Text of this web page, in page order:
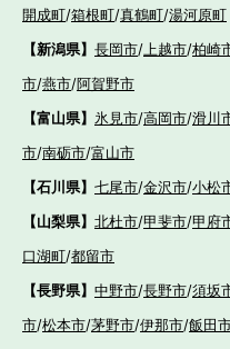
開成町/箱根町/真鶴町/湯河原町
【新潟県】 長岡市/上越市/柏崎
市/燕市/阿賀野市
【富山県】 氷見市/高岡市/滑川
市/南砺市/富山市
【石川県】 七尾市/金沢市/小松
【山梨県】 北杜市/甲斐市/甲府
口湖町/都留市
【長野県】 中野市/長野市/須坂
市/松本市/茅野市/伊那市/飯田